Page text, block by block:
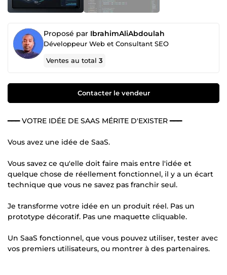
Proposé par IbrahimAliAbdoulah
Développeur Web et Consultant SEO
Ventes au total3
Contacter le vendeur
━━━ VOTRE IDÉE DE SAAS MÉRITE D'EXISTER ━━━
Vous avez une idée de SaaS.
Vous savez ce qu'elle doit faire mais entre l'idée et
quelque chose de réellement fonctionnel, il y a un écart
technique que vous ne savez pas franchir seul.
Je transforme votre idée en un produit réel. Pas un
prototype décoratif. Pas une maquette cliquable.
Un SaaS fonctionnel, que vous pouvez utiliser, tester avec
vos premiers utilisateurs, ou montrer à des partenaires.